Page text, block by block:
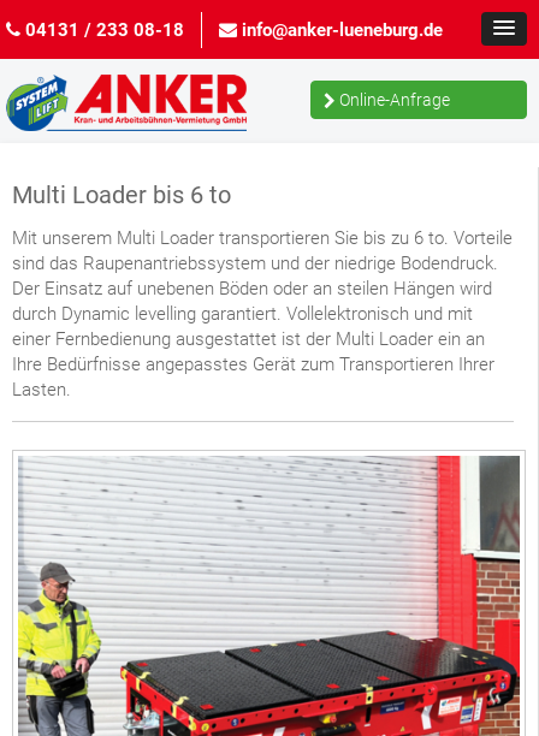
04131 / 233 08-18 info@anker-lueneburg.de
Online-Anfrage
Multi Loader bis 6 to
Mit unserem Multi Loader transportieren Sie bis zu 6 to. Vorteile
sind das Raupenantriebssystem und der niedrige Bodendruck.
Der Einsatz auf unebenen Böden oder an steilen Hängen wird
durch Dynamic levelling garantiert. Vollelektronisch und mit
einer Fernbedienung ausgestattet ist der Multi Loader ein an
Ihre Bedürfnisse angepasstes Gerät zum Transportieren Ihrer
Lasten.